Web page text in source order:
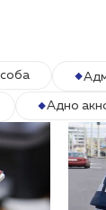
Адно